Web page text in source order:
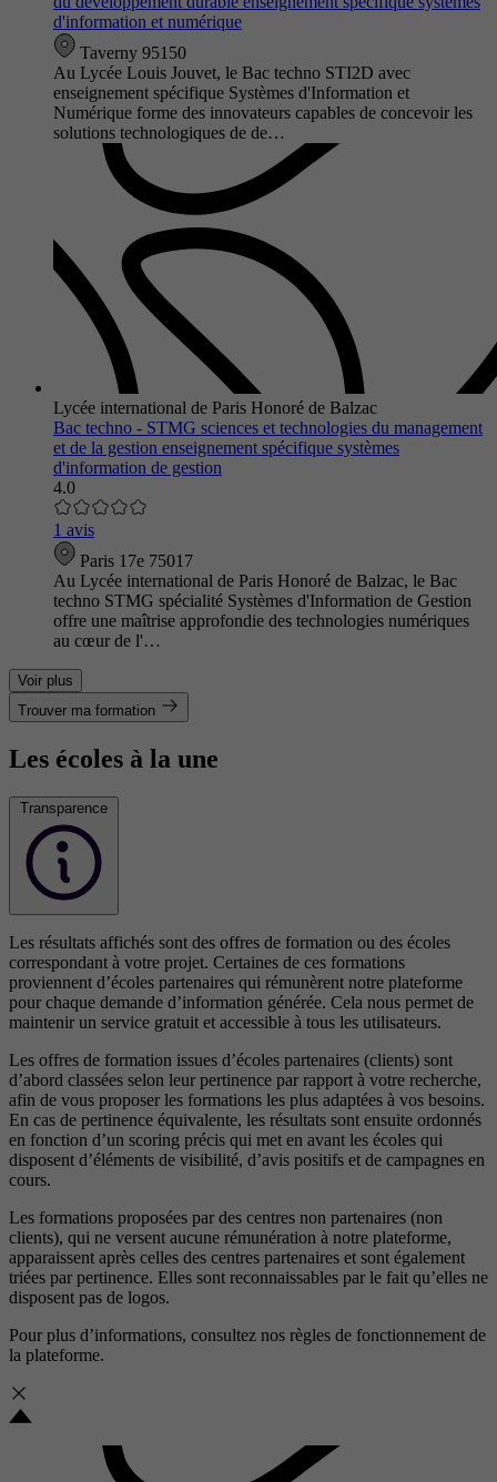
d'information et numérique
Taverny 95150
Au Lycée Louis Jouvet, le Bac techno STI2D avec
enseignement spécifique Systèmes d'Information et
Numérique forme des innovateurs capables de concevoir les
solutions technologiques de de…
Lycée international de Paris Honoré de Balzac
Bac techno - STMG sciences et technologies du management
et de la gestion enseignement spécifique systèmes
d'information de gestion
4.0
1 avis
Paris 17e 75017
Au Lycée international de Paris Honoré de Balzac, le Bac
techno STMG spécialité Systèmes d'Information de Gestion
offre une maîtrise approfondie des technologies numériques
au cœur de l'…
Voir plus
Trouver ma formation
Les écoles à la une
Transparence
Les résultats affichés sont des offres de formation ou des écoles
correspondant à votre projet. Certaines de ces formations
proviennent d’écoles partenaires qui rémunèrent notre plateforme
pour chaque demande d’information générée. Cela nous permet de
maintenir un service gratuit et accessible à tous les utilisateurs.
Les offres de formation issues d’écoles partenaires (clients) sont
d’abord classées selon leur pertinence par rapport à votre recherche,
afin de vous proposer les formations les plus adaptées à vos besoins.
En cas de pertinence équivalente, les résultats sont ensuite ordonnés
en fonction d’un scoring précis qui met en avant les écoles qui
disposent d’éléments de visibilité, d’avis positifs et de campagnes en
cours.
Les formations proposées par des centres non partenaires (non
clients), qui ne versent aucune rémunération à notre plateforme,
apparaissent après celles des centres partenaires et sont également
triées par pertinence. Elles sont reconnaissables par le fait qu’elles ne
disposent pas de logos.
Pour plus d’informations, consultez nos règles de fonctionnement de
la plateforme.